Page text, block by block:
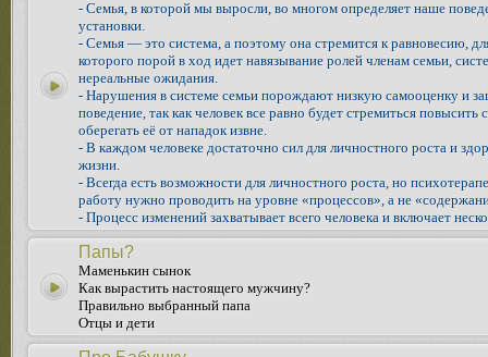
- Семья, в которой мы выросли, во многом определяет наше
установки.
- Семья — это система, а поэтому она стремится к равновесию,
которого порой в ход идет навязывание ролей членам семьи,
нереальные ожидания.
- Нарушения в системе семьи порождают низкую самооценку и
поведение, так как человек все равно будет стремиться повысить
оберегать её от нападок извне.
- В каждом человеке достаточно сил для личностного роста и
жизни.
- Всегда есть возможности для личностного роста, но
работу нужно проводить на уровне «процессов», а не
- Процесс изменений захватывает всего человека и включает
Папы?
Маменькин сынок
Как вырастить настоящего мужчину?
Правильно выбранный папа
Отцы и дети